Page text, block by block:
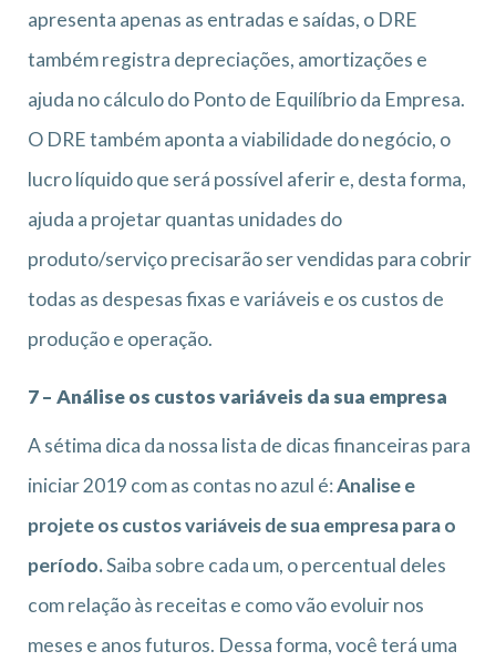
apresenta apenas as entradas e saídas, o DRE
também registra depreciações, amortizações e
ajuda no cálculo do Ponto de Equilíbrio da Empresa.
O DRE também aponta a viabilidade do negócio, o
lucro líquido que será possível aferir e, desta forma,
ajuda a projetar quantas unidades do
produto/serviço precisarão ser vendidas para cobrir
todas as despesas fixas e variáveis e os custos de
produção e operação.
7 – Análise os custos variáveis da sua empresa
A sétima dica da nossa lista de dicas financeiras para
iniciar 2019 com as contas no azul é:Analise e
projete os custos variáveis de sua empresa para o
período.Saiba sobre cada um, o percentual deles
com relação às receitas e como vão evoluir nos
meses e anos futuros. Dessa forma, você terá uma